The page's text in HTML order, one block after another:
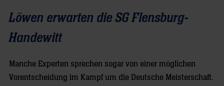
Löwen erwarten die SG Flensburg-
Handewitt
Manche Experten sprechen sogar von einer möglichen
Vorentscheidung im Kampf um die Deutsche Meisterschaft.